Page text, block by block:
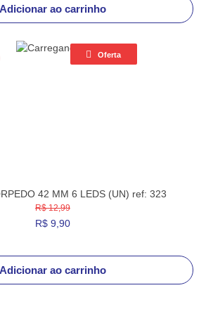
Adicionar ao carrinho
Oferta
42 MM 6 LEDS (UN) ref: 323
R$ 12,99
R$ 9,90
Adicionar ao carrinho